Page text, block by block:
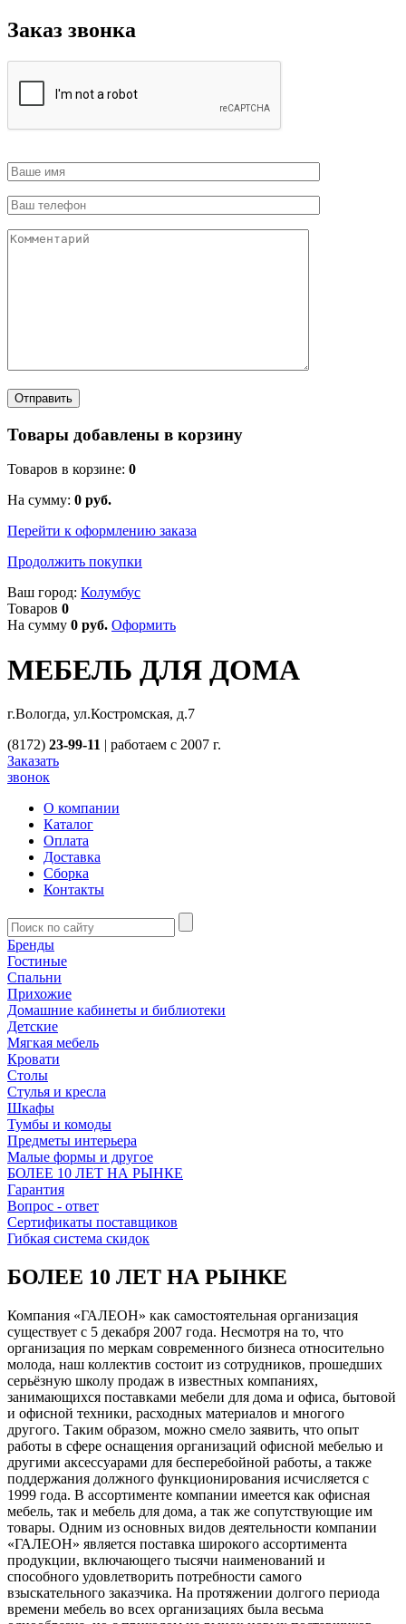
Заказ звонка
Товары добавлены в корзину
Товаров в корзине: 0
На сумму: 0 руб.
Перейти к оформлению заказа
Продолжить покупки
Ваш город: Колумбус
Товаров 0
На сумму 0 руб. Оформить
МЕБЕЛЬ ДЛЯ ДОМА
г.Вологда, ул.Костромская, д.7
(8172) 23-99-11 | работаем с 2007 г.
Заказать
звонок
О компании
Каталог
Оплата
Доставка
Сборка
Контакты
Бренды
Гостиные
Спальни
Прихожие
Домашние кабинеты и библиотеки
Детские
Мягкая мебель
Кровати
Столы
Стулья и кресла
Шкафы
Тумбы и комоды
Предметы интерьера
Малые формы и другое
БОЛЕЕ 10 ЛЕТ НА РЫНКЕ
Гарантия
Вопрос - ответ
Сертификаты поставщиков
Гибкая система скидок
БОЛЕЕ 10 ЛЕТ НА РЫНКЕ
Компания «ГАЛЕОН» как самостоятельная организация
существует с 5 декабря 2007 года. Несмотря на то, что
организация по меркам современного бизнеса относительно
молода, наш коллектив состоит из сотрудников, прошедших
серьёзную школу продаж в известных компаниях,
занимающихся поставками мебели для дома и офиса, бытовой
и офисной техники, расходных материалов и многого
другого. Таким образом, можно смело заявить, что опыт
работы в сфере оснащения организаций офисной мебелью и
другими аксессуарами для бесперебойной работы, а также
поддержания должного функционирования исчисляется с
1999 года. В ассортименте компании имеется как офисная
мебель, так и мебель для дома, а так же сопутствующие им
товары. Одним из основных видов деятельности компании
«ГАЛЕОН» является поставка широкого ассортимента
продукции, включающего тысячи наименований и
способного удовлетворить потребности самого
взыскательного заказчика. На протяжении долгого периода
времени мебель во всех организациях была весьма